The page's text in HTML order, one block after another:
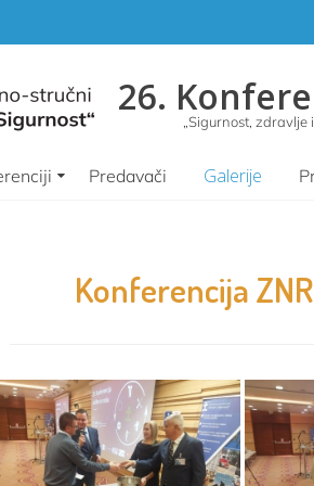
26.
„Sigurnost,
Predavači Galerije
Konferencija